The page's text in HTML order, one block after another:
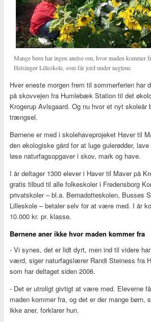
Mange børn har ingen anelse om, hvor maden kommer
Helsingør Lilleskole, som får jord under neglene.
Hver eneste morgen frem til sommerferien har
på skovvejen fra Humlebæk Station til det
Krogerup Avlsgaard. Og nu hvor et nyt skoleår
trængsel.
Børnene er med i skolehaveprojeket Haver til
den økologiske gård for at luge gulerødder,
løse naturfagsopgaver i skov, mark og have.
I år deltager 1300 elever i Haver til Maver på
gratis tilbud til alle folkeskoler i Fredensborg
privatskoler – bl.a. Bernadotteskolen, Busses
Lilleskole – betaler selv for at være med. I år
10.000 kr. pr. klasse.
Børnene aner ikke hvor maden kommer fra
- Vi synes, det er lidt dyrt, men ind til videre
værd, siger naturfagslærer Randi Steiness fra
som har deltaget siden 2006.
- Det er utroligt givtigt at være med. Eleverne
maden kommer fra, og det er der mange børn,
ikke aner, forklarer hun.